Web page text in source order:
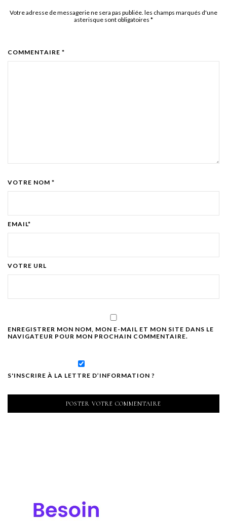
Votre adresse de messagerie ne sera pas publiée. les champs marqués d'une
asterisque sont obligatoires *
COMMENTAIRE *
VOTRE NOM *
EMAIL*
VOTRE URL
ENREGISTRER MON NOM, MON E-MAIL ET MON SITE DANS LE
NAVIGATEUR POUR MON PROCHAIN COMMENTAIRE.
S'INSCRIRE À LA LETTRE D’INFORMATION ?